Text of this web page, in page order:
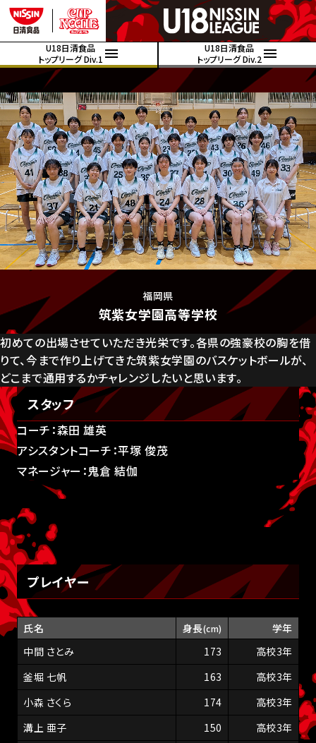
U18日清食品
トップリーグ Div.1
U18日清食品
トップリーグ Div.2
福岡県
筑紫女学園高等学校
初めての出場させていただき光栄です。各県の強豪校の胸を借
りて、今まで作り上げてきた筑紫女学園のバスケットボールが、
どこまで通用するかチャレンジしたいと思います。
スタッフ
コーチ：森田 雄英
アシスタントコーチ：平塚 俊茂
マネージャー：鬼倉 結伽
プレイヤー
氏名 身長(cm)
学年
中間 さとみ
173
高校3年
釜堀 七帆
163
高校3年
小森 さくら
174
高校3年
溝上 亜子
150
高校3年